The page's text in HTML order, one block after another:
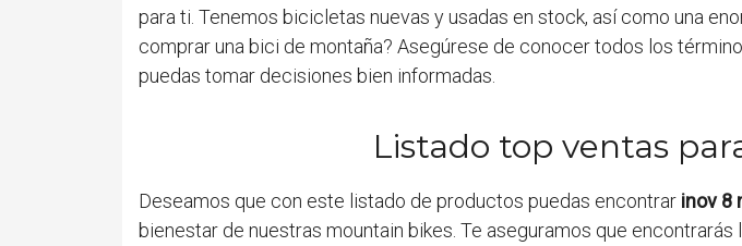
para ti. Tenemos bicicletas nuevas y usadas en stock, así como una
comprar una bici de montaña? Asegúrese de conocer todos los
puedas tomar decisiones bien informadas.
Listado top ventas
Deseamos que con este listado de productos puedas encontrar inov 8
bienestar de nuestras mountain bikes. Te aseguramos que